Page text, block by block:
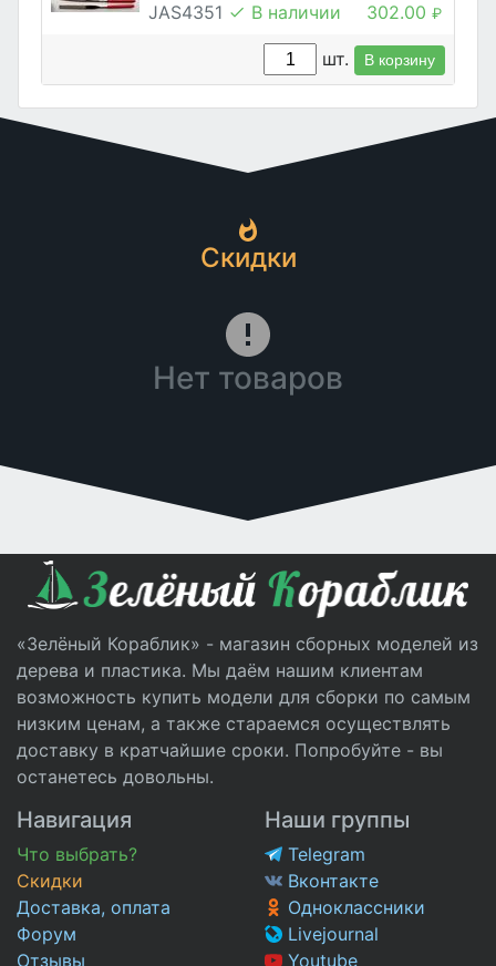
JAS4351
В наличии 302.00 ₽
шт. В корзину
Скидки
Нет товаров
«Зелёный Кораблик» - магазин сборных моделей из
дерева и пластика. Мы даём нашим клиентам
возможность купить модели для сборки по самым
низким ценам, а также стараемся осуществлять
доставку в кратчайшие сроки. Попробуйте - вы
останетесь довольны.
Навигация
Что выбрать?
Скидки
Доставка, оплата
Форум
Отзывы
Наши группы
Telegram
Вконтакте
Одноклассники
Livejournal
Youtube